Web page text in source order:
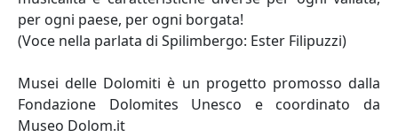
per ogni paese, per ogni borgata!
(Voce nella parlata di Spilimbergo: Ester Filipuzzi)
Musei delle Dolomiti è un progetto promosso dalla
Fondazione Dolomites Unesco e coordinato da
Museo Dolom.it